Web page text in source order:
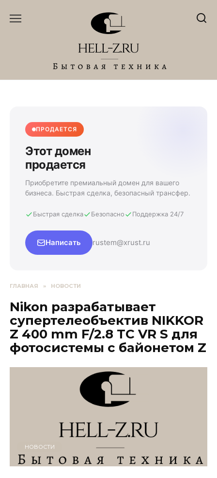
ПРОДАЕТСЯ
Этот домен
продается
Приобретите премиальный домен для вашего
бизнеса. Быстрая сделка, безопасный трансфер.
Быстрая сделка Безопасно Поддержка 24/7
Написать rustem@xrust.ru
ГЛАВНАЯ » НОВОСТИ
Nikon разрабатывает
супертелеобъектив NIKKOR
Z 400 mm F/2.8 TC VR S для
фотосистемы с байонетом Z
НОВОСТИ